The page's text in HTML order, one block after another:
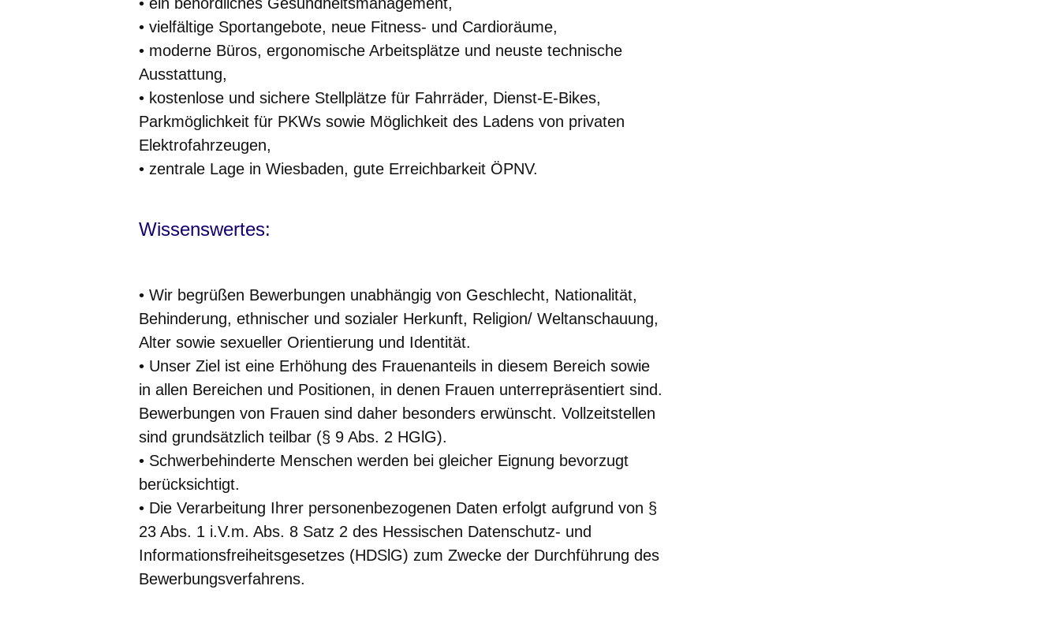
• vielfältige Sportangebote, neue Fitness- und Cardioräume,
• moderne Büros, ergonomische Arbeitsplätze und neuste technische
Ausstattung,
• kostenlose und sichere Stellplätze für Fahrräder, Dienst-E-Bikes,
Parkmöglichkeit für PKWs sowie Möglichkeit des Ladens von privaten
Elektrofahrzeugen,
• zentrale Lage in Wiesbaden, gute Erreichbarkeit ÖPNV.
Wissenswertes:
• Wir begrüßen Bewerbungen unabhängig von Geschlecht, Nationalität,
Behinderung, ethnischer und sozialer Herkunft, Religion/ Weltanschauung,
Alter sowie sexueller Orientierung und Identität.
• Unser Ziel ist eine Erhöhung des Frauenanteils in diesem Bereich sowie
in allen Bereichen und Positionen, in denen Frauen unterrepräsentiert sind.
Bewerbungen von Frauen sind daher besonders erwünscht. Vollzeitstellen
sind grundsätzlich teilbar (§ 9 Abs. 2 HGlG).
• Schwerbehinderte Menschen werden bei gleicher Eignung bevorzugt
berücksichtigt.
• Die Verarbeitung Ihrer personenbezogenen Daten erfolgt aufgrund von §
23 Abs. 1 i.V.m. Abs. 8 Satz 2 des Hessischen Datenschutz- und
Informationsfreiheitsgesetzes (HDSlG) zum Zwecke der Durchführung des
Bewerbungsverfahrens.